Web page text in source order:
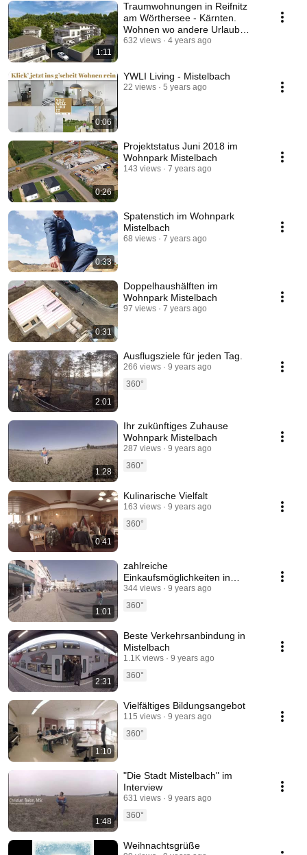
1:11
Traumwohnungen in Reifnitz
am Wörthersee - Kärnten.
Wohnen wo andere Urlaub
machen.
632 views 4 years ago
0:06
YWLI Living - Mistelbach
22 views 5 years ago
0:26
Projektstatus Juni 2018 im
Wohnpark Mistelbach
143 views 7 years ago
0:33
Spatenstich im Wohnpark
Mistelbach
68 views 7 years ago
0:31
Doppelhaushälften im
Wohnpark Mistelbach
97 views 7 years ago
2:01
Ausflugsziele für jeden Tag.
266 views
9 years ago
360°
1:28
Ihr zukünftiges Zuhause
Wohnpark Mistelbach
287 views
9 years ago
360°
0:41
Kulinarische Vielfalt
163 views
9 years ago
360°
1:01
zahlreiche
Einkaufsmöglichkeiten in
Mistelbach
344 views
9 years ago
360°
2:31
Beste Verkehrsanbindung in
Mistelbach
1.1K views
9 years ago
360°
1:10
Vielfältiges Bildungsangebot
115 views
9 years ago
360°
1:48
"Die Stadt Mistelbach" im
Interview
631 views
9 years ago
360°
Weihnachtsgrüße